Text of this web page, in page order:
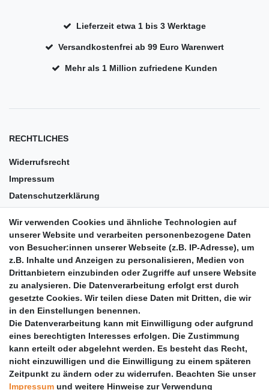
Lieferzeit etwa 1 bis 3 Werktage
Versandkostenfrei ab 99 Euro Warenwert
Mehr als 1 Million zufriedene Kunden
RECHTLICHES
Widerrufsrecht
Impressum
Datenschutzerklärung
Barrierefreiheit
Anleitungen
Vertrag widerrufen
PARTNER
DHL
GLS
PaketPLUS
Wir verwenden Cookies und ähnliche Technologien auf
unserer Website und verarbeiten personenbezogene Daten
von Besucher:innen unserer Webseite (z.B. IP-Adresse), um
z.B. Inhalte und Anzeigen zu personalisieren, Medien von
Drittanbietern einzubinden oder Zugriffe auf unsere Website
zu analysieren. Die Datenverarbeitung erfolgt erst durch
gesetzte Cookies. Wir teilen diese Daten mit Dritten, die wir
in den Einstellungen benennen.
Die Datenverarbeitung kann mit Einwilligung oder aufgrund
eines berechtigten Interesses erfolgen. Die Zustimmung
kann erteilt oder abgelehnt werden. Es besteht das Recht,
nicht einzuwilligen und die Einwilligung zu einem späteren
Zeitpunkt zu ändern oder zu widerrufen. Beachten Sie unser
Impressum und weitere Hinweise zur Verwendung